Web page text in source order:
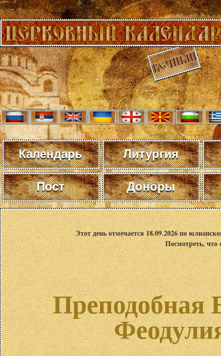
Календарь Литургия
Пост Доноры
Этот день отмечается 18.09.2026 по
Посмотреть,
Преподобная